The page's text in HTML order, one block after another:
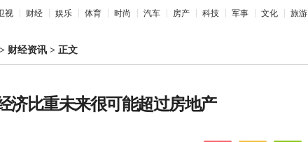
视 财经 娱乐 体育 时尚 汽车 房产 科技 军事 文化 旅游
财经资讯 > 正文
济比重未来很可能超过房地产